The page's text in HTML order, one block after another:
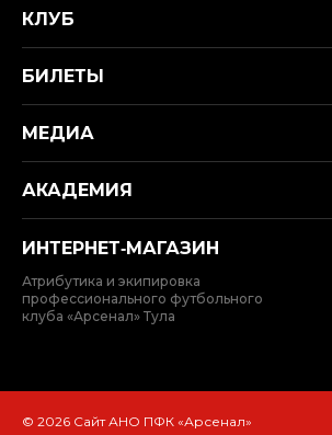
КЛУБ
БИЛЕТЫ
МЕДИА
АКАДЕМИЯ
ИНТЕРНЕТ‑МАГАЗИН
Атрибутика и экипировка
профессионального футбольного
клуба «Арсенал» Тула
© 2026 Сайт АНО ПФК «Арсенал»